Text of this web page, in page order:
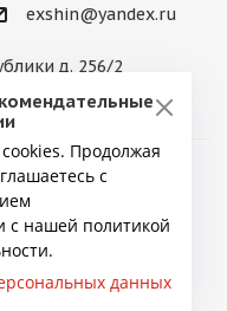
exshin@yandex.ru
д. 256/2
Викторович
Продолжая
с
с нашей политикой
данных